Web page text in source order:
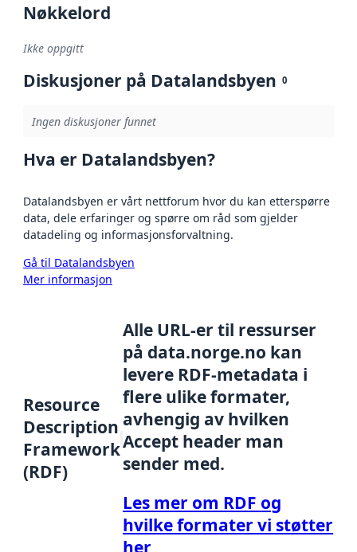
Nøkkelord
Ikke oppgitt
Diskusjoner på Datalandsbyen 0
Ingen diskusjoner funnet
Hva er Datalandsbyen?
Datalandsbyen er vårt nettforum hvor du kan etterspørre
data, dele erfaringer og spørre om råd som gjelder
datadeling og informasjonsforvaltning.
Gå til Datalandsbyen
Mer informasjon
Resource
Description
Framework
(RDF)
Alle URL-er til ressurser
på data.norge.no kan
levere RDF-metadata i
flere ulike formater,
avhengig av hvilken
Accept header man
sender med.
Les mer om RDF og
hvilke formater vi støtter
her